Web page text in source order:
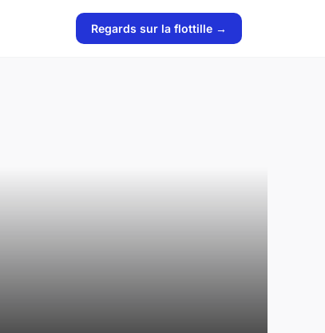
Regards sur la flottille →